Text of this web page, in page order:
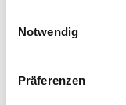
betätigen Sie
Notwendig
Präferenzen